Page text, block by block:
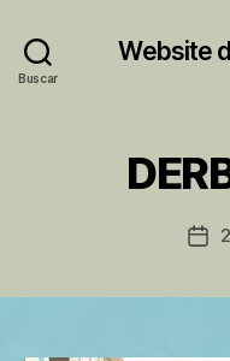
Buscar
Website